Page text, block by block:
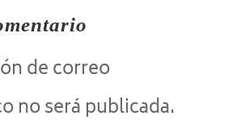
de correo
no será publicada.